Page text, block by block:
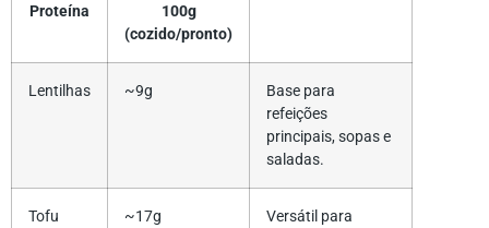
Proteína
100g
(cozido/pronto)
Lentilhas ~9g
Base para
refeições
principais, sopas e
saladas.
Tofu
~17g
Versátil para